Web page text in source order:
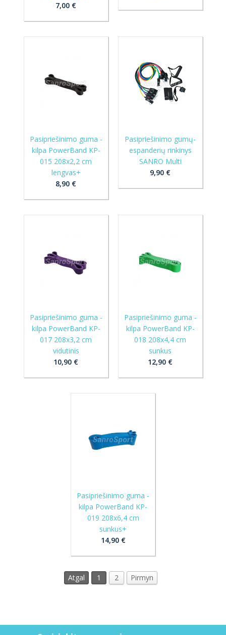
7,00 €
Pasipriešinimo guma -
kilpa PowerBand KP-
015 208x2,2 cm
lengvas+
8,90 €
Pasipriešinimo gumų-
espanderių rinkinys
SANRO Multi
9,90 €
Pasipriešinimo guma -
kilpa PowerBand KP-
017 208x3,2 cm
vidutinis
10,90 €
Pasipriešinimo guma -
kilpa PowerBand KP-
018 208x4,4 cm
sunkus
12,90 €
Pasipriešinimo guma -
kilpa PowerBand KP-
019 208x6,4 cm
sunkus+
14,90 €
Atgal 1 2 Pirmyn